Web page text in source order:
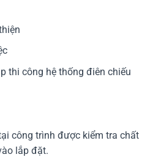
thi công hệ thống điên chiếu
công trình được kiểm tra chất
lắp đặt.